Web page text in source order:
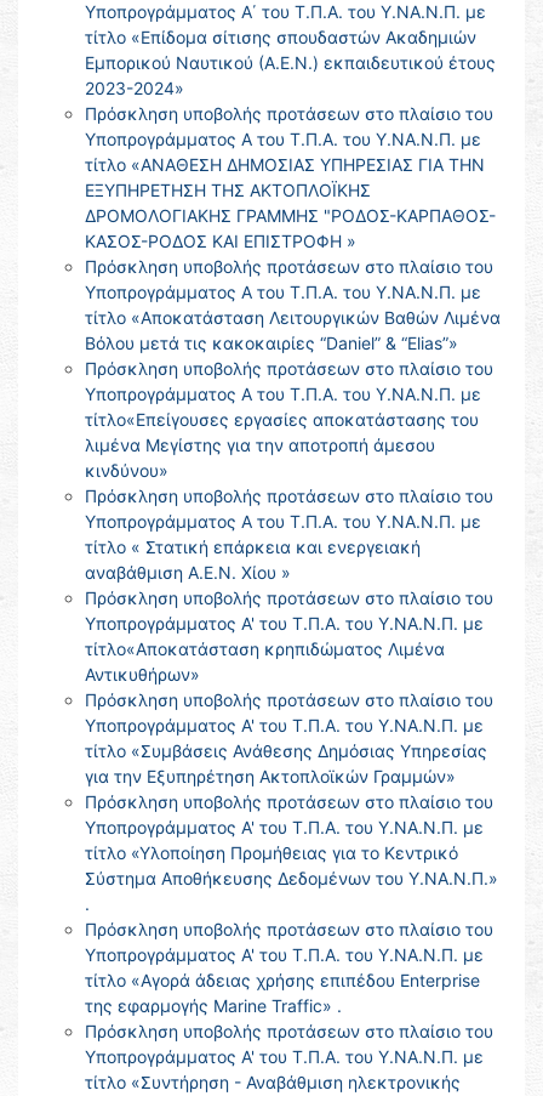
Υποπρογράμματος Α΄ του Τ.Π.Α. του Υ.ΝΑ.Ν.Π. με
τίτλο «Επίδομα σίτισης σπουδαστών Ακαδημιών
Εμπορικού Ναυτικού (Α.Ε.Ν.) εκπαιδευτικού έτους
2023-2024»
Πρόσκληση υποβολής προτάσεων στο πλαίσιο του
Υποπρογράμματος Α του Τ.Π.Α. του Υ.ΝΑ.Ν.Π. με
τίτλο «ΑΝΑΘΕΣΗ ΔΗΜΟΣΙΑΣ ΥΠΗΡΕΣΙΑΣ ΓΙΑ ΤΗΝ
ΕΞΥΠΗΡΕΤΗΣΗ ΤΗΣ ΑΚΤΟΠΛΟΪΚΗΣ
ΔΡΟΜΟΛΟΓΙΑΚΗΣ ΓΡΑΜΜΗΣ "ΡΟΔΟΣ-ΚΑΡΠΑΘΟΣ-
ΚΑΣΟΣ-ΡΟΔΟΣ ΚΑΙ ΕΠΙΣΤΡΟΦΗ »
Πρόσκληση υποβολής προτάσεων στο πλαίσιο του
Υποπρογράμματος Α του Τ.Π.Α. του Υ.ΝΑ.Ν.Π. με
τίτλο «Αποκατάσταση Λειτουργικών Βαθών Λιμένα
Βόλου μετά τις κακοκαιρίες “Daniel” & “Elias”»
Πρόσκληση υποβολής προτάσεων στο πλαίσιο του
Υποπρογράμματος Α του Τ.Π.Α. του Υ.ΝΑ.Ν.Π. με
τίτλο«Επείγουσες εργασίες αποκατάστασης του
λιμένα Μεγίστης για την αποτροπή άμεσου
κινδύνου»
Πρόσκληση υποβολής προτάσεων στο πλαίσιο του
Υποπρογράμματος Α του Τ.Π.Α. του Υ.ΝΑ.Ν.Π. με
τίτλο « Στατική επάρκεια και ενεργειακή
αναβάθμιση Α.Ε.Ν. Χίου »
Πρόσκληση υποβολής προτάσεων στο πλαίσιο του
Υποπρογράμματος Α' του Τ.Π.Α. του Υ.ΝΑ.Ν.Π. με
τίτλο«Αποκατάσταση κρηπιδώματος Λιμένα
Αντικυθήρων»
Πρόσκληση υποβολής προτάσεων στο πλαίσιο του
Υποπρογράμματος Α' του Τ.Π.Α. του Υ.ΝΑ.Ν.Π. με
τίτλο «Συμβάσεις Ανάθεσης Δημόσιας Υπηρεσίας
για την Εξυπηρέτηση Ακτοπλοϊκών Γραμμών»
Πρόσκληση υποβολής προτάσεων στο πλαίσιο του
Υποπρογράμματος Α' του Τ.Π.Α. του Υ.ΝΑ.Ν.Π. με
τίτλο «Υλοποίηση Προμήθειας για το Κεντρικό
Σύστημα Αποθήκευσης Δεδομένων του Υ.ΝΑ.Ν.Π.»
.
Πρόσκληση υποβολής προτάσεων στο πλαίσιο του
Υποπρογράμματος Α' του Τ.Π.Α. του Υ.ΝΑ.Ν.Π. με
τίτλο «Αγορά άδειας χρήσης επιπέδου Enterprise
της εφαρμογής Marine Traffic» .
Πρόσκληση υποβολής προτάσεων στο πλαίσιο του
Υποπρογράμματος Α' του Τ.Π.Α. του Υ.ΝΑ.Ν.Π. με
τίτλο «Συντήρηση - Αναβάθμιση ηλεκτρονικής